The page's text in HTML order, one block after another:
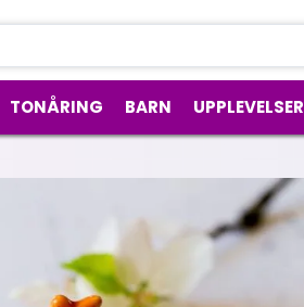
TONÅRING BARN UPPLEVELSER